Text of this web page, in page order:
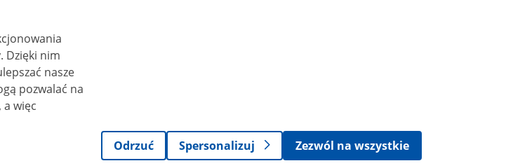
treści audiowizualnych), są
uznanie autorstwa - na tych samych
w tym zdjęcia, materiały audio i wideo,
uznanie autorstwa użycie niekomercyjne -
o ile nie jest to stwierdzone inaczej.
nasze
więc
Odrzuć
Spersonalizuj Zezwól na wszystkie